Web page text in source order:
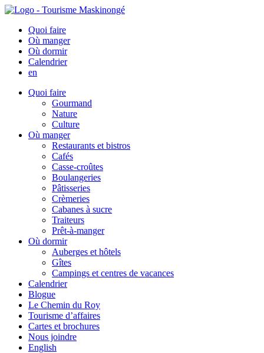
Quoi faire
Où manger
Où dormir
Calendrier
en
Quoi faire
Gourmand
Nature
Culture
Où manger
Restaurants et bistros
Cafés
Casse-croûtes
Boulangeries
Pâtisseries
Crèmeries
Cabanes à sucre
Traiteurs
Prêt-à-manger
Où dormir
Auberges et hôtels
Gîtes
Campings et centres de vacances
Calendrier
Blogue
Le Chemin du Roy
Tourisme d’affaires
Cartes et brochures
Nous joindre
English